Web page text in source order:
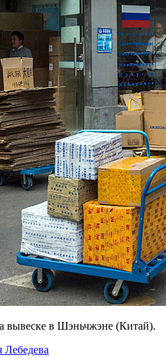
вывеске в Шэньчжэне (Китай).